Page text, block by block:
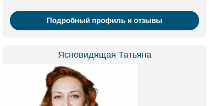
Подробный профиль и отзывы
Ясновидящая Татьяна